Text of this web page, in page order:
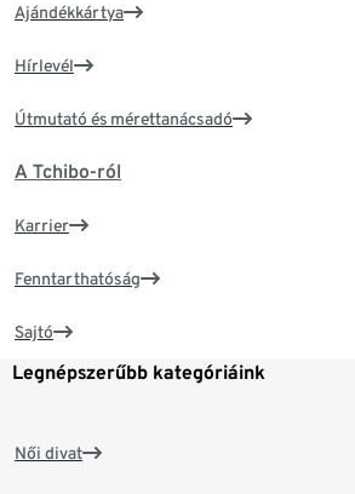
Ajándékkártya
Hírlevél
Útmutató és mérettanácsadó
A Tchibo-ról
Karrier
Fenntarthatóság
Sajtó
Legnépszerűbb kategóriáink
Női divat